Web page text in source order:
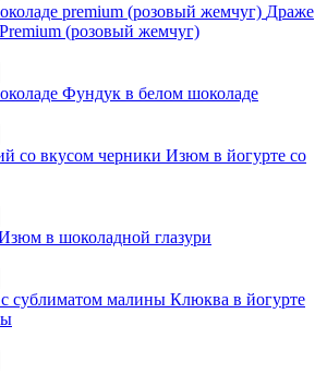
Драже
(розовый жемчуг)
Фундук в белом шоколаде
Изюм в йогурте со
в шоколадной глазури
Клюква в йогурте